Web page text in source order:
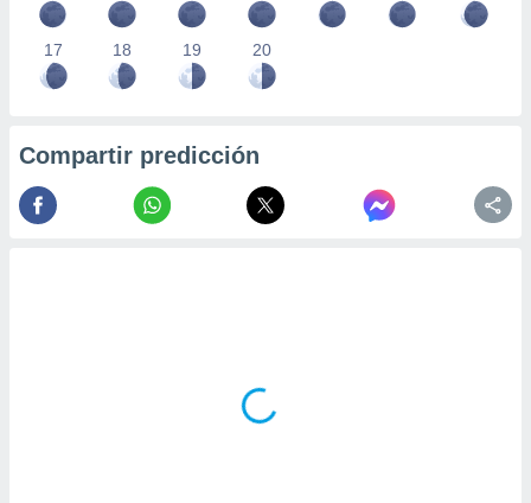
17 18 19 20
Compartir predicción